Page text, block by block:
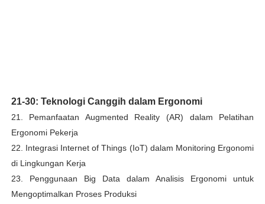
21-30: Teknologi Canggih dalam Ergonomi
21. Pemanfaatan Augmented Reality (AR) dalam Pelatihan
Ergonomi Pekerja
22. Integrasi Internet of Things (IoT) dalam Monitoring Ergonomi
di Lingkungan Kerja
23. Penggunaan Big Data dalam Analisis Ergonomi untuk
Mengoptimalkan Proses Produksi